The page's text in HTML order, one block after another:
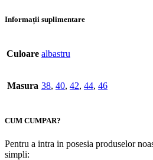
Informații suplimentare
Culoare albastru
Masura 38, 40, 42, 44, 46
CUM CUMPAR?
Pentru a intra in posesia produselor
simpli: